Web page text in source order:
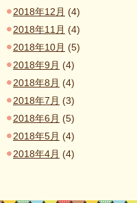
2018年12月 (4)
2018年11月 (4)
2018年10月 (5)
2018年9月 (4)
2018年8月 (4)
2018年7月 (3)
2018年6月 (5)
2018年5月 (4)
2018年4月 (4)